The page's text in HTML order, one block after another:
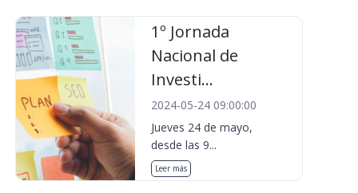
1º Jornada
Nacional de
Investi...
2024-05-24 09:00:00
Jueves 24 de mayo,
desde las 9...
Leer más